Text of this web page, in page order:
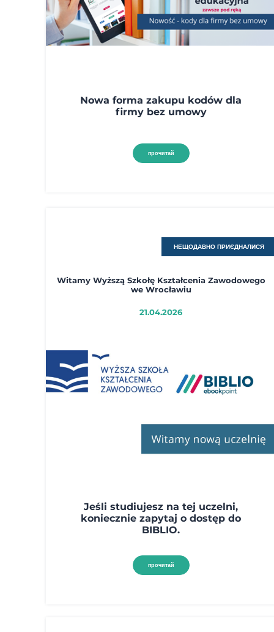
Nowa forma zakupu kodów dla
firmy bez umowy
прочитай
НЕЩОДАВНО ПРИЄДНАЛИСЯ
Witamy Wyższą Szkołę Kształcenia Zawodowego
we Wrocławiu
21.04.2026
Jeśli studiujesz na tej uczelni,
koniecznie zapytaj o dostęp do
BIBLIO.
прочитай